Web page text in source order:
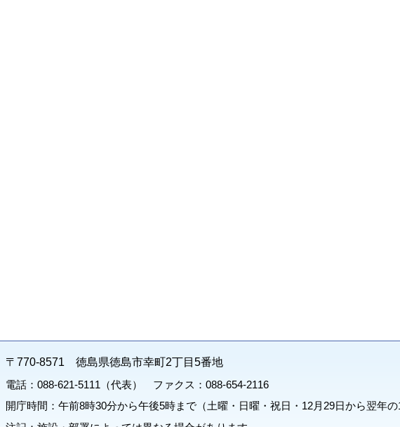
〒770-8571 徳島県徳島市幸町2丁目5番地
電話：088-621-5111（代表） ファクス：088-654-2116
開庁時間：午前8時30分から午後5時まで（土曜・日曜・祝日・12月29日から翌年の